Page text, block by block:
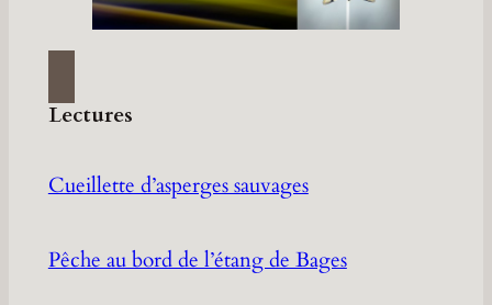
Lectures
Cueillette d’asperges sauvages
Pêche au bord de l’étang de Bages